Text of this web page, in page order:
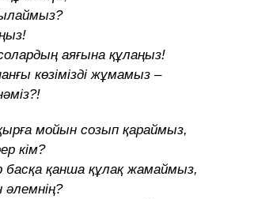
аяғына құлаңыз!
көзімізді жұмамыз –
мойын созып қараймыз,
кім?
басқа қанша құлақ жамаймыз,